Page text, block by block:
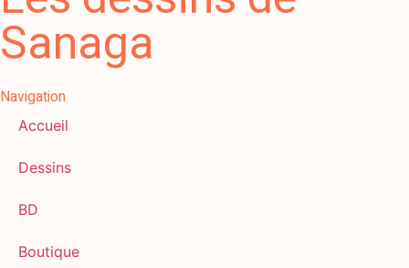
Sanaga
Navigation
Accueil
Dessins
BD
Boutique